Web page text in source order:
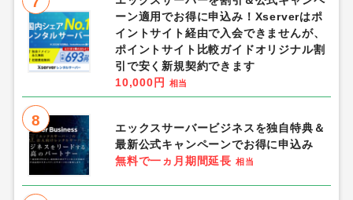
ーン適用でお得に申込み！Xserverはポ
イントサイト経由で入会できませんが、
ポイントサイト比較ガイドオリジナル割
引で安く新規契約できます
10,000円
相当
8
エックスサーバービジネスを独自特典＆
最新公式キャンペーンでお得に申込み
無料で一ヵ月期間延長 相当